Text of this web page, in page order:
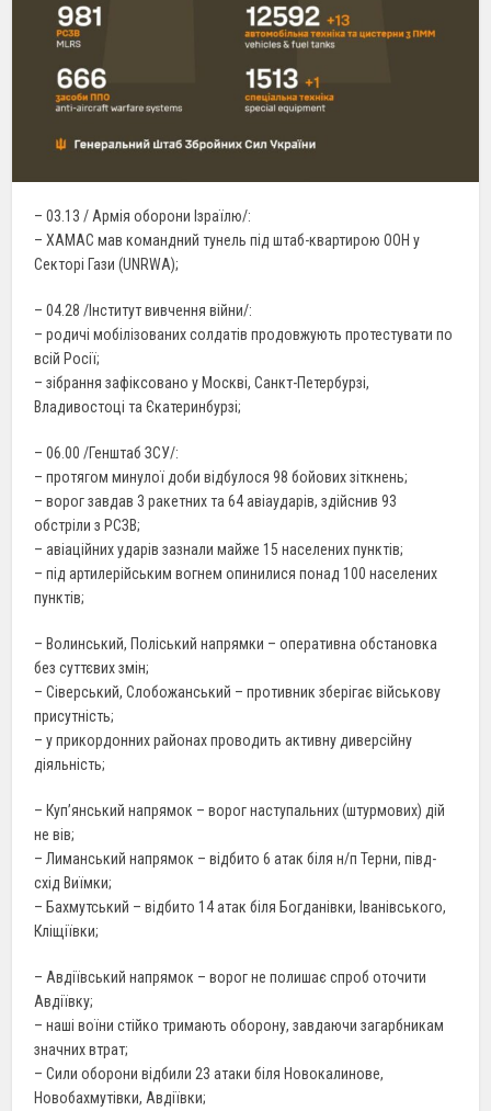
– 03.13 / Армія оборони Ізраїлю/:
– ХАМАС мав командний тунель під штаб-квартирою ООН у
Секторі Гази (UNRWA);
– 04.28 /Інститут вивчення війни/:
– родичі мобілізованих солдатів продовжують протестувати по
всій Росії;
– зібрання зафіксовано у Москві, Санкт-Петербурзі,
Владивостоці та Єкатеринбурзі;
– 06.00 /Генштаб ЗСУ/:
– протягом минулої доби відбулося 98 бойових зіткнень;
– ворог завдав 3 ракетних та 64 авіаударів, здійснив 93
обстріли з РСЗВ;
– авіаційних ударів зазнали майже 15 населених пунктів;
– під артилерійським вогнем опинилися понад 100 населених
пунктів;
– Волинський, Поліський напрямки – оперативна обстановка
без суттєвих змін;
– Сіверський, Слобожанський – противник зберігає військову
присутність;
– у прикордонних районах проводить активну диверсійну
діяльність;
– Куп’янський напрямок – ворог наступальних (штурмових) дій
не вів;
– Лиманський напрямок – відбито 6 атак біля н/п Терни, півд-
схід Виїмки;
– Бахмутський – відбито 14 атак біля Богданівки, Іванівського,
Кліщіївки;
– Авдіївський напрямок – ворог не полишає спроб оточити
Авдіївку;
– наші воїни стійко тримають оборону, завдаючи загарбникам
значних втрат;
– Сили оборони відбили 23 атаки біля Новокалинове,
Новобахмутівки, Авдіївки;